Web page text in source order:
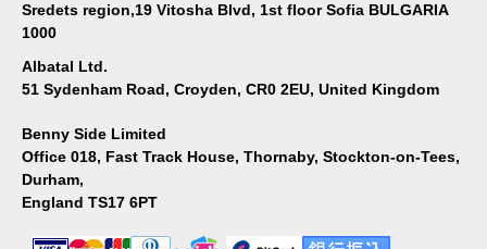
Sredets region,19 Vitosha Blvd, 1st floor Sofia BULGARIA
1000
Albatal Ltd.
51 Sydenham Road, Croyden, CR0 2EU, United Kingdom
Benny Side Limited
Office 018, Fast Track House, Thornaby, Stockton-on-Tees,
Durham,
England TS17 6PT